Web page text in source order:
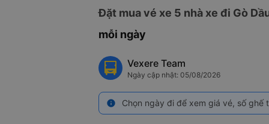
Đặt mua vé xe 5 nhà xe đi Gò
mỗi ngày
Vexere Team
Ngày cập nhật: 05/08/2026
info Chọn ngày đi để xem giá vé, số